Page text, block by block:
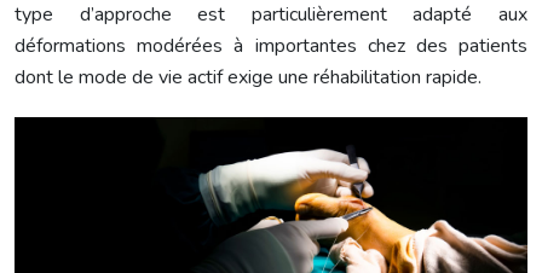
type d’approche est particulièrement adapté aux
déformations modérées à importantes chez des patients
dont le mode de vie actif exige une réhabilitation rapide.